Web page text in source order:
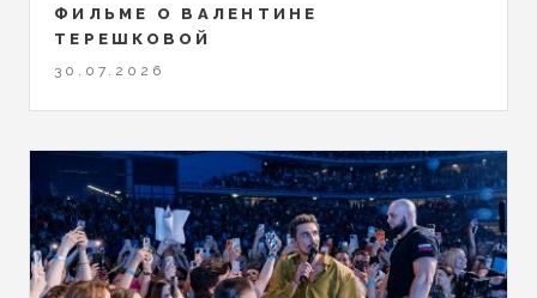
ФИЛЬМЕ О ВАЛЕНТИНЕ
ТЕРЕШКОВОЙ
30.07.2026